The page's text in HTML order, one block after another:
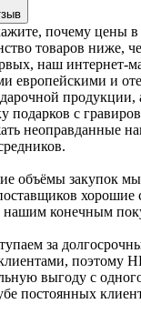
почему цены
товаров ниже,
наш интернет-
европейскими и
продукции,
подарков с
неоправданные
объёмы закупок мы
хорошие
нашим конечным
за
поэтому
выгоду с
постоянных